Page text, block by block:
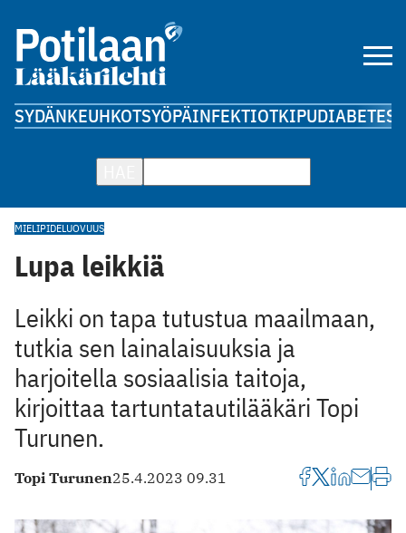
SYDÄNKEUHKOTSYÖPÄINFEKTIOTKIPUDIABETES
MIELIPIDELUOVUUS
Lupa leikkiä
Leikki on tapa tutustua maailmaan,
tutkia sen lainalaisuuksia ja
harjoitella sosiaalisia taitoja,
kirjoittaa tartuntatautilääkäri Topi
Turunen.
Topi Turunen25.4.2023 09.31